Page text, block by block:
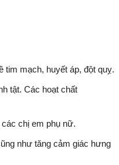
tim mạch, huyết áp, đột quỵ.
tật. Các hoạt chất
chị em phụ nữ.
như tăng cảm giác hưng